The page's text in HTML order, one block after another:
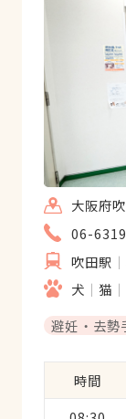
けながら
りやすく
ます（も
も含めて
しやすい
て安心し
先生、副
ても雰囲
サー動物
大阪府
06-
吹田駅
犬
猫
避妊・去勢
時間